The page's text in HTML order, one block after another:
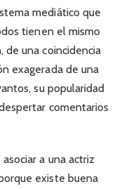
mediático que
tienen el mismo
de una coincidencia
exagerada de una
su popularidad
comentarios
a una actriz
existe buena